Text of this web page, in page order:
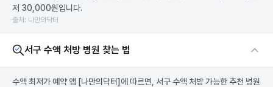
저 30,000원입니다.
출처: 나만의닥터
서구 수액 처방 병원 찾는 법
수액 최저가 예약 앱 [나만의닥터] 에 따르면, 서구 수액 처방 가능한 추천 병원